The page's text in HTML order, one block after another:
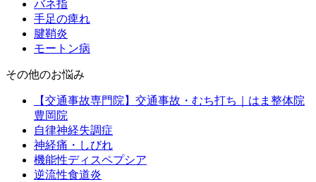
バネ指
手足の痺れ
腱鞘炎
モートン病
その他のお悩み
【交通事故専門院】交通事故・むち打ち｜はま整体院
豊岡院
自律神経失調症
神経痛・しびれ
機能性ディスペプシア
逆流性食道炎